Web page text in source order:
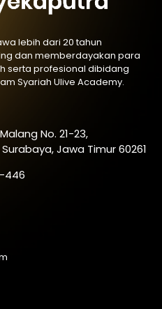
lebih dari 20 tahun
dan memberdayakan para
serta profesional dibidang
Syariah Ulive Academy.
No. 21-23,
Jawa Timur 60261
446